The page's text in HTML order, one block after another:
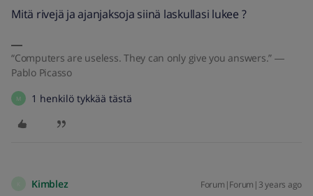
Mitä rivejä ja ajanjaksoja siinä laskullasi lukee ?
“Computers are useless. They can only give you answers.” ―
Pablo Picasso
M 1 henkilö tykkää tästä
Kimblez Forum|Forum|3 years ago